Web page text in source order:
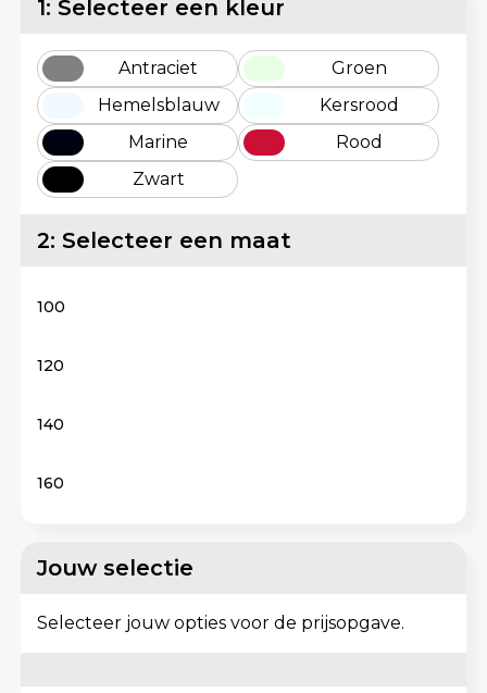
Lunchtassen
Matrozentassen
Opbergtassen
Opvouwbare tassen
Rugzakken
Reflecterende vesten
Regenkleding
Schorten en Sloven
Sweaters
Gehoorbescherming
1: Selecteer een kleur
Antraciet
Groen
Hemelsblauw
Kersrood
Marine
Rood
Zwart
2: Selecteer een maat
100
120
140
160
Jouw selectie
Selecteer jouw opties voor de prijsopgave.